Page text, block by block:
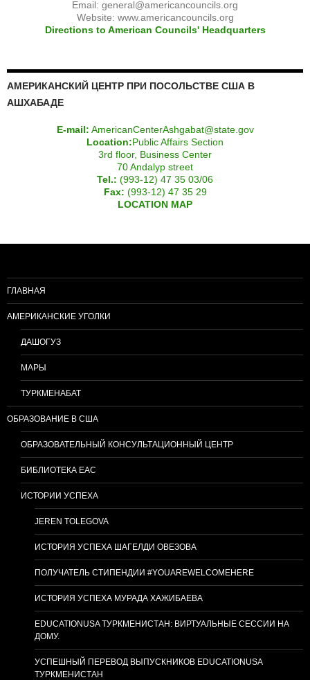
Email: general@americancouncils.org
Website: www.americancouncils.org
Directions to American Councils' Headquarters
АМЕРИКАНСКИЙ ЦЕНТР ПРИ ПОСОЛЬСТВЕ США В
АШХАБАДЕ
E-mail: AmericanCenterAshgabat@state.gov
Location:Public Affairs Section
3rd floor, Business Center
70 Andalyp street
Tel.: (993-12) 47 35 03/06
Fax: (993-12) 47 35 29
LOCATION MAP
ГЛАВНАЯ
АМЕРИКАНСКИЕ УГОЛКИ
ДАШОГУЗ
МАРЫ
ТУРКМЕНАБАТ
ОБРАЗОВАНИЕ В США
ОБРАЗОВАТЕЛЬНЫЙ КОНСУЛЬТАЦИОННЫЙ ЦЕНТР
БИБЛИОТЕКА EAC
ИСТОРИИ УСПЕХА
JEREN TOLEGOVA
ИСТОРИЯ УСПЕХА ШАГЕЛДИ ОВЕЗОВА
ПОЛУЧАТЕЛЬ СТИПЕНДИИ #YOUAREWELCOMEHERE
ИСТОРИЯ УСПЕХА МУРАДА ХАЖИБАЕВА
EDUCATIONUSA ТУРКМЕНИСТАН: ВИРТУАЛЬНЫЕ СЕССИИ НА
ДОМУ.
УСПЕШНЫЙ ПЕРЕВОД ВЫПУСКНИКОВ EDUCATIONUSA
ТУРКМЕНИСТАН